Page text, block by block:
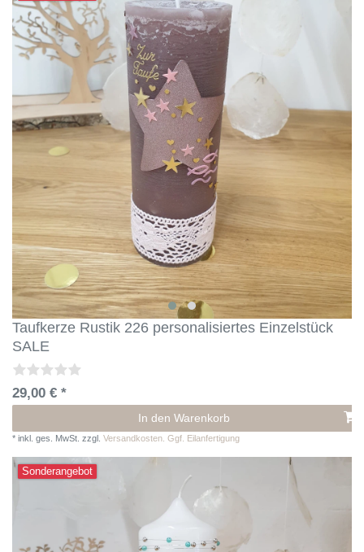
Taufkerze Rustik 226 personalisiertes Einzelstück
SALE
29,00 € *
In den Warenkorb
* inkl. ges. MwSt. zzgl. Versandkosten. Ggf. Eilanfertigung
Sonderangebot